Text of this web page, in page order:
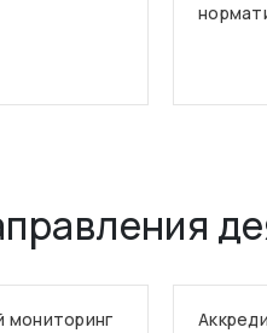
мониторинг